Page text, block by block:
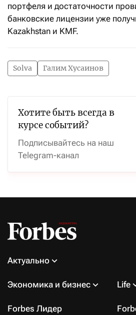
портфеля и достаточности
банковские лицензии уже
Kazakhstan и KMF.
Solva Галим Хусаинов
Хотите быть всегда в
курсе событий?
Подписывайтесь на наш
Telegram-канал
Актуально
Экономика и бизнес Life
Forbes Лидер